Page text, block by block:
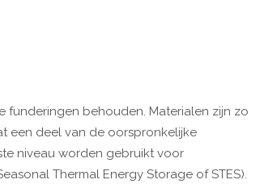
behouden. Materialen zijn zo
een deel van de oorspronkelijke
niveau worden gebruikt voor
Thermal Energy Storage of STES).